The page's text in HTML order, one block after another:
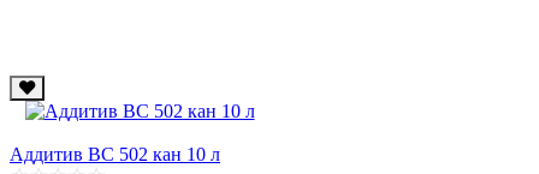
Аддитив ВС 502 кан 10 л